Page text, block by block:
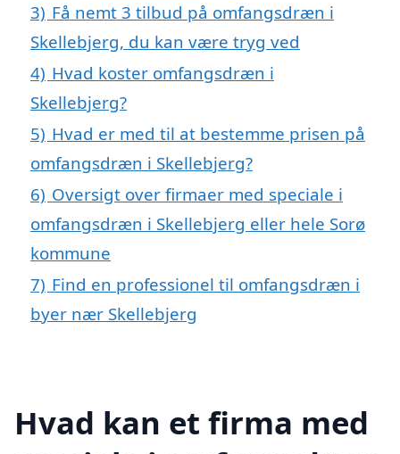
3) Få nemt 3 tilbud på omfangsdræn i
Skellebjerg, du kan være tryg ved
4) Hvad koster omfangsdræn i
Skellebjerg?
5) Hvad er med til at bestemme prisen på
omfangsdræn i Skellebjerg?
6) Oversigt over firmaer med speciale i
omfangsdræn i Skellebjerg eller hele Sorø
kommune
7) Find en professionel til omfangsdræn i
byer nær Skellebjerg
Hvad kan et firma med